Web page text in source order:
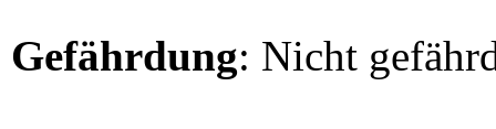
Gefährdung: Nicht